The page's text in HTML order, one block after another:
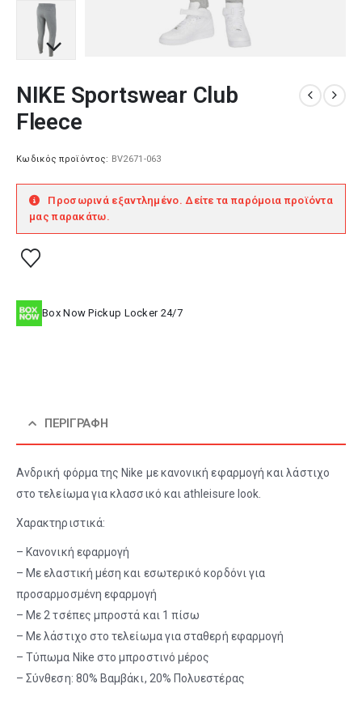
NIKE Sportswear Club
Fleece
Κωδικός προϊόντος: BV2671-063
Προσωρινά εξαντλημένο. Δείτε τα παρόμοια προϊόντα
μας παρακάτω.
Box Now Pickup Locker 24/7
ΠΕΡΙΓΡΑΦΉ
Ανδρική φόρμα της Nike με κανονική εφαρμογή και λάστιχο
στο τελείωμα για κλασσικό και athleisure look.
Χαρακτηριστικά:
– Κανονική εφαρμογή
– Με ελαστική μέση και εσωτερικό κορδόνι για
προσαρμοσμένη εφαρμογή
– Με 2 τσέπες μπροστά και 1 πίσω
– Με λάστιχο στο τελείωμα για σταθερή εφαρμογή
– Τύπωμα Nike στο μπροστινό μέρος
– Σύνθεση: 80% Βαμβάκι, 20% Πολυεστέρας